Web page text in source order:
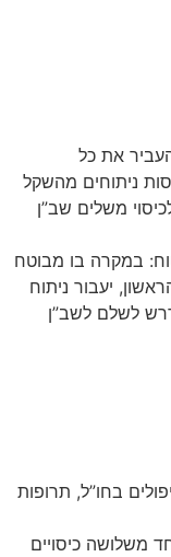
להעביר את כל
ניתוחים מהשקל
משנת 2016 ואילך לכיסוי משלים שב”ן
במקרה בו מבוטח
יעבור ניתוח
לשלם לשב”ן
בחו”ל, תרופות
משלושה כיסויים